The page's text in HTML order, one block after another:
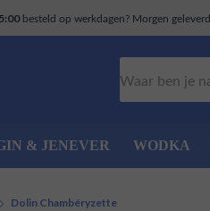
besteld op werkdagen? Morgen
& JENEVER WODKA
Dolin Chambéryzette